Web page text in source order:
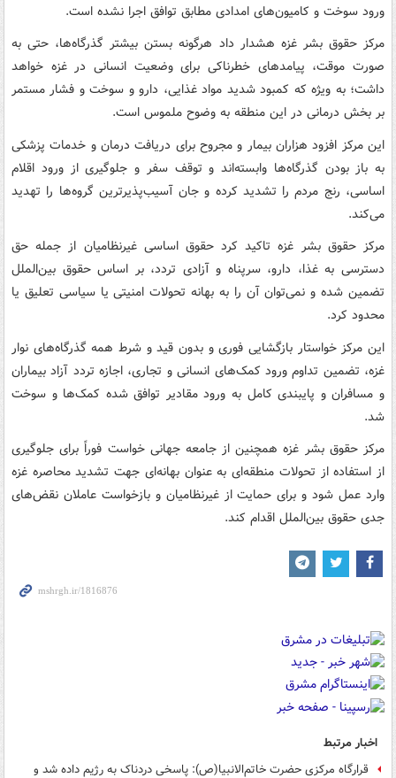
ورود سوخت و کامیون‌های امدادی مطابق توافق اجرا نشده است.
مرکز حقوق بشر غزه هشدار داد هرگونه بستن بیشتر گذرگاه‌ها، حتی به‌
صورت موقت، پیامدهای خطرناکی برای وضعیت انسانی در غزه خواهد
داشت؛ به ‌ویژه که کمبود شدید مواد غذایی، دارو و سوخت و فشار مستمر
بر بخش درمانی در این منطقه به وضوح ملموس است.
این مرکز افزود هزاران بیمار و مجروح برای دریافت درمان و خدمات پزشکی
به باز بودن گذرگاه‌ها وابسته‌اند و توقف سفر و جلوگیری از ورود اقلام
اساسی، رنج مردم را تشدید کرده و جان آسیب‌پذیرترین گروه‌ها را تهدید
می‌کند.
مرکز حقوق بشر غزه تاکید کرد حقوق اساسی غیرنظامیان از جمله حق
دسترسی به غذا، دارو، سرپناه و آزادی تردد، بر اساس حقوق بین‌الملل
تضمین شده و نمی‌توان آن را به بهانه تحولات امنیتی یا سیاسی تعلیق یا
محدود کرد.
این مرکز خواستار بازگشایی فوری و بدون قید و شرط همه گذرگاه‌های نوار
غزه، تضمین تداوم ورود کمک‌های انسانی و تجاری، اجازه تردد آزاد بیماران
و مسافران و پایبندی کامل به ورود مقادیر توافق‌ شده کمک‌ها و سوخت
شد.
مرکز حقوق بشر غزه همچنین از جامعه جهانی خواست فوراً برای جلوگیری
از استفاده از تحولات منطقه‌ای به‌ عنوان بهانه‌ای جهت تشدید محاصره غزه
وارد عمل شود و برای حمایت از غیرنظامیان و بازخواست عاملان نقض‌های
جدی حقوق بین‌الملل اقدام کند.
اخبار مرتبط
قرارگاه مرکزی حضرت خاتم‌الانبیا(ص): پاسخی دردناک به رژیم داده شد و